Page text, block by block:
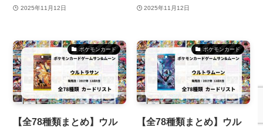
2025年11月12日 2025年11月12日
ポケモンカード
【全78種類まとめ】ウル
ポケモンカード
【全78種類まとめ】ウル